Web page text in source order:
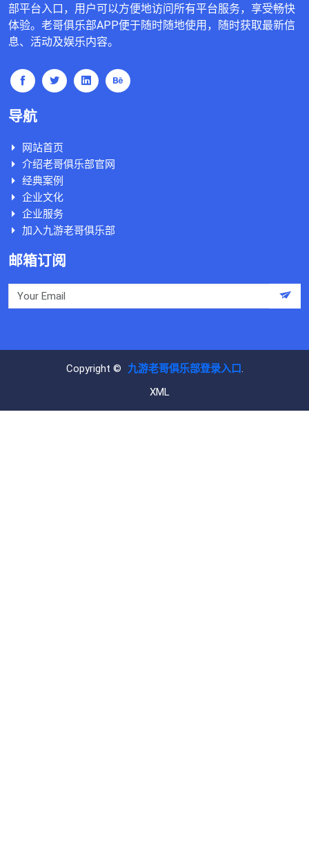
部平台入口，用户可以方便地访问所有平台服务，享受畅快
体验。老哥俱乐部APP便于随时随地使用，随时获取最新信
息、活动及娱乐内容。
导航
网站首页
介绍老哥俱乐部官网
经典案例
企业文化
企业服务
加入九游老哥俱乐部
邮箱订阅
Copyright © 九游老哥俱乐部登录入口.
XML